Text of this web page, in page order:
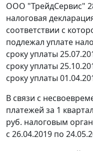
ООО "ТрейдСервис"
налоговая
соответствии с
подлежал уплате
сроку уплаты
сроку уплаты
сроку уплаты
В связи с
платежей за 1
руб. налоговым
с 26.04.2019 по